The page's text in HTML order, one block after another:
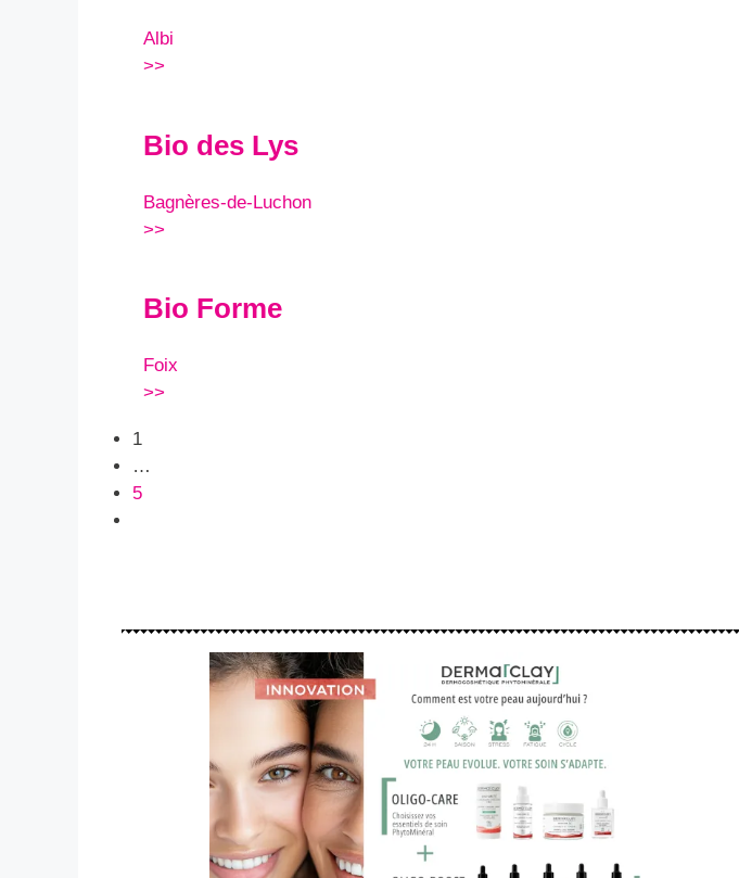
Albi
>>
Bio des Lys
Bagnères-de-Luchon
>>
Bio Forme
Foix
>>
1
…
5